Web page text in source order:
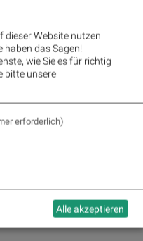
Cargotec, Mologen,
Novo Nordisk, Royal
Mologen-2.93% jokerxl123
aktie/
mologenZalando
dieser Website nutzen
haben das Sagen!
wie Sie es für richtig
bitte unsere
erforderlich)
Alle akzeptieren